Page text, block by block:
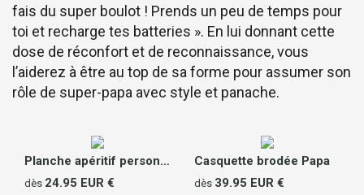
fais du super boulot ! Prends un peu de temps pour
toi et recharge tes batteries ». En lui donnant cette
dose de réconfort et de reconnaissance, vous
l’aiderez à être au top de sa forme pour assumer son
rôle de super-papa avec style et panache.
Planche apéritif personnalisable - Message
dès 24.95 EUR €
Casquette brodée Papa
dès 39.95 EUR €